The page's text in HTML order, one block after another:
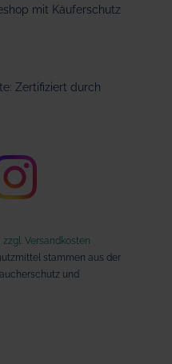
mit Käuferschutz
Zertifiziert durch
zzgl. Versandkosten
stammen aus der
und